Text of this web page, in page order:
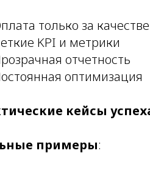
только за
KPI и метрики
отчетность
оптимизация
кейсы
примеры: